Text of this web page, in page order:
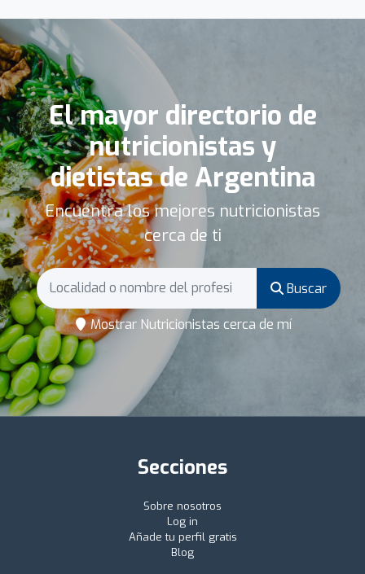
El mayor directorio de
nutricionistas y
dietistas de Argentina
Encuentra los mejores nutricionistas
cerca de ti
Buscar
Mostrar Nutricionistas cerca de mí
Secciones
Sobre nosotros
Log in
Añade tu perfil gratis
Blog